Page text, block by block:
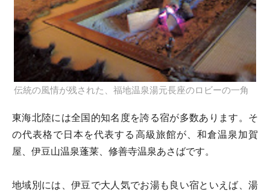
伝統の風情が残された、福地温泉湯元長座のロビーの一角
東海北陸には全国的知名度を誇る宿が多数あります。そ
の代表格で日本を代表する高級旅館が、和倉温泉加賀
屋、伊豆山温泉蓬莱、修善寺温泉あさばです。
地域別には、伊豆で大人気でお湯も良い宿といえば、湯